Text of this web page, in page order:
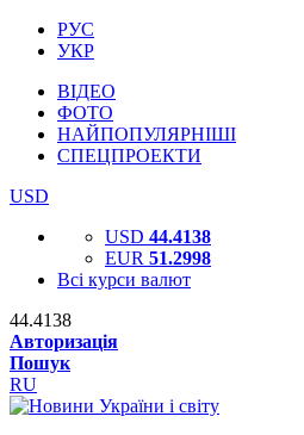
РУС
УКР
ВІДЕО
ФОТО
НАЙПОПУЛЯРНІШІ
СПЕЦПРОЕКТИ
USD
USD 44.4138
EUR 51.2998
Всі курси валют
44.4138
Авторизація
Пошук
RU